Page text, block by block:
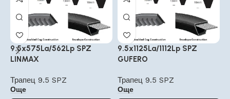
9.5x575La/562Lp SPZ
LINMAX
Трапец 9.5 SPZ
Още
9.5x1125La/1112Lp SPZ
GUFERO
Трапец 9.5 SPZ
Още